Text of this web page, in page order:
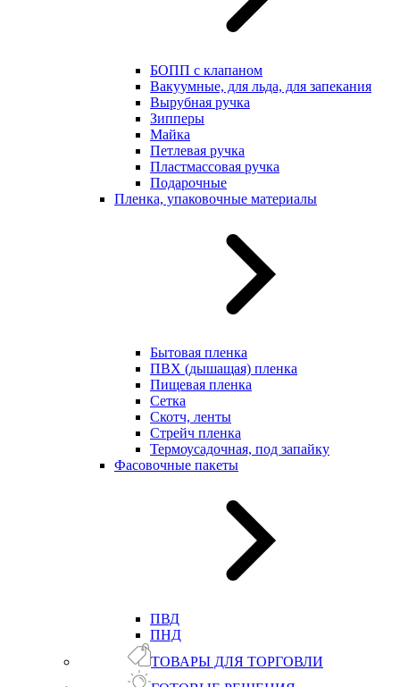
БОПП с клапаном
Вакуумные, для льда, для запекания
Вырубная ручка
Зипперы
Майка
Петлевая ручка
Пластмассовая ручка
Подарочные
Пленка, упаковочные материалы
Бытовая пленка
ПВХ (дышащая) пленка
Пищевая пленка
Сетка
Скотч, ленты
Стрейч пленка
Термоусадочная, под запайку
Фасовочные пакеты
ПВД
ПНД
ТОВАРЫ ДЛЯ ТОРГОВЛИ